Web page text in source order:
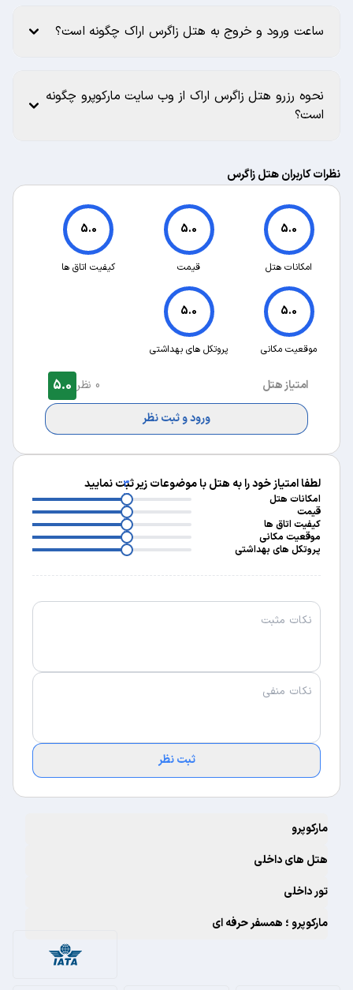
ساعت ورود و خروج به هتل زاگرس اراک چگونه است؟
نحوه رزرو هتل زاگرس اراک از وب سایت مارکوپرو چگونه
است؟
نظرات کاربران هتل زاگرس
5.0
امکانات هتل
5.0
قیمت
5.0
کیفیت اتاق ها
5.0
موقعیت مکانی
5.0
پروتکل های بهداشتی
امتیاز هتل 0 نظر 5.0
ورود و ثبت نظر
لطفا امتیاز خود را به هتل با موضوعات زیر ثبت نمایید
امکانات هتل
3
قیمت
3
کیفیت اتاق ها
3
موقعیت مکانی
3
پروتکل های بهداشتی
3
ثبت نظر
مارکوپرو
هتل های داخلی
تور داخلی
مارکوپرو ؛ همسفر حرفه ای